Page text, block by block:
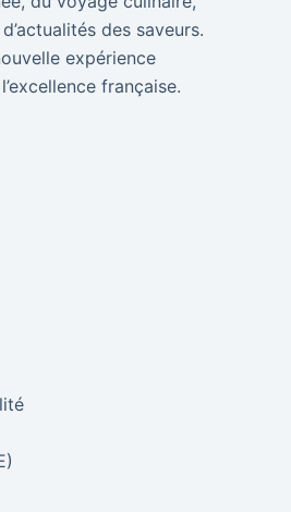
des saveurs.
expérience
française.